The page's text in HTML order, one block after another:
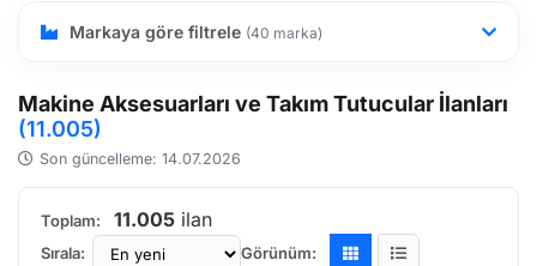
Markaya göre filtrele (40 marka)
Makine Aksesuarları ve Takım Tutucular İlanları
(11.005)
Son güncelleme: 14.07.2026
Toplam: 11.005 ilan
Sırala: Görünüm: